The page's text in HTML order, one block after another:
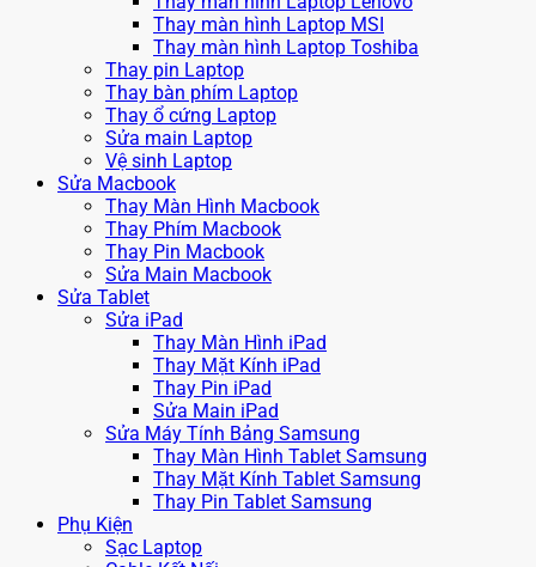
Thay màn hình Laptop MSI
Thay màn hình Laptop Toshiba
Thay pin Laptop
Thay bàn phím Laptop
Thay ổ cứng Laptop
Sửa main Laptop
Vệ sinh Laptop
Sửa Macbook
Thay Màn Hình Macbook
Thay Phím Macbook
Thay Pin Macbook
Sửa Main Macbook
Sửa Tablet
Sửa iPad
Thay Màn Hình iPad
Thay Mặt Kính iPad
Thay Pin iPad
Sửa Main iPad
Sửa Máy Tính Bảng Samsung
Thay Màn Hình Tablet Samsung
Thay Mặt Kính Tablet Samsung
Thay Pin Tablet Samsung
Phụ Kiện
Sạc Laptop